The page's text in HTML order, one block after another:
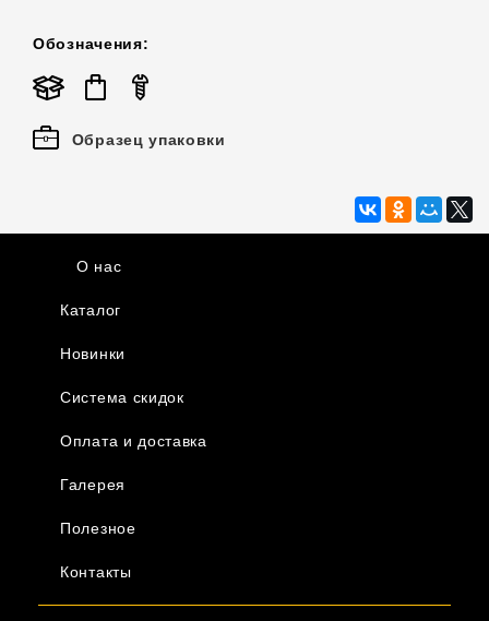
Обозначения:
Образец упаковки
О нас
Каталог
Новинки
Система скидок
Оплата и доставка
Галерея
Полезное
Контакты